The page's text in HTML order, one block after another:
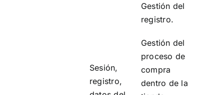
Sesión,
registro,
Gestión del
registro.
Gestión del
proceso de
compra
dentro de la